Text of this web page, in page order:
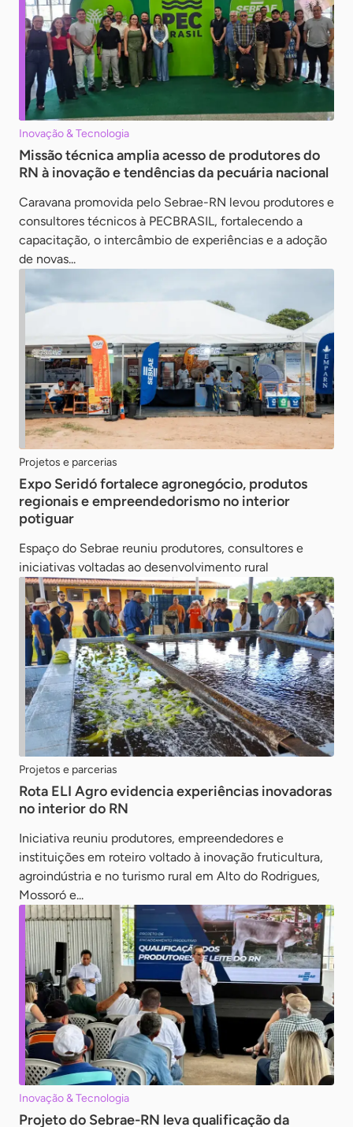
Inovação & Tecnologia
Missão técnica amplia acesso de produtores do
RN à inovação e tendências da pecuária nacional
Caravana promovida pelo Sebrae-RN levou produtores e
consultores técnicos à PECBRASIL, fortalecendo a
capacitação, o intercâmbio de experiências e a adoção
de novas...
Projetos e parcerias
Expo Seridó fortalece agronegócio, produtos
regionais e empreendedorismo no interior
potiguar
Espaço do Sebrae reuniu produtores, consultores e
iniciativas voltadas ao desenvolvimento rural
Projetos e parcerias
Rota ELI Agro evidencia experiências inovadoras
no interior do RN
Iniciativa reuniu produtores, empreendedores e
instituições em roteiro voltado à inovação fruticultura,
agroindústria e no turismo rural em Alto do Rodrigues,
Mossoró e...
Inovação & Tecnologia
Projeto do Sebrae-RN leva qualificação da